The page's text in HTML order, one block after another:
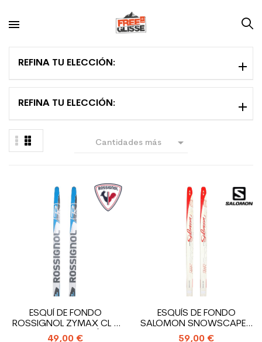
REFINA TU ELECCIÓN:
REFINA TU ELECCIÓN:
Cantidades más 
ESQUÍ DE FONDO
ROSSIGNOL ZYMAX CL +
SNS PILOT FIJACIÓN
49,00 €
ESQUÍS DE FONDO
SALOMON SNOWSCAPE 8
SIAM +...
59,00 €